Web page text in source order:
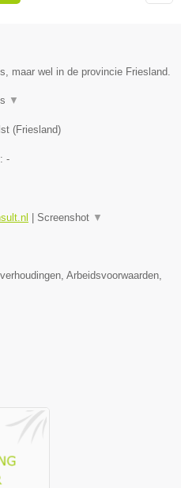
maar wel in de provincie Friesland.
▼
(Friesland)
-
Screenshot ▼
Arbeidsvoorwaarden,